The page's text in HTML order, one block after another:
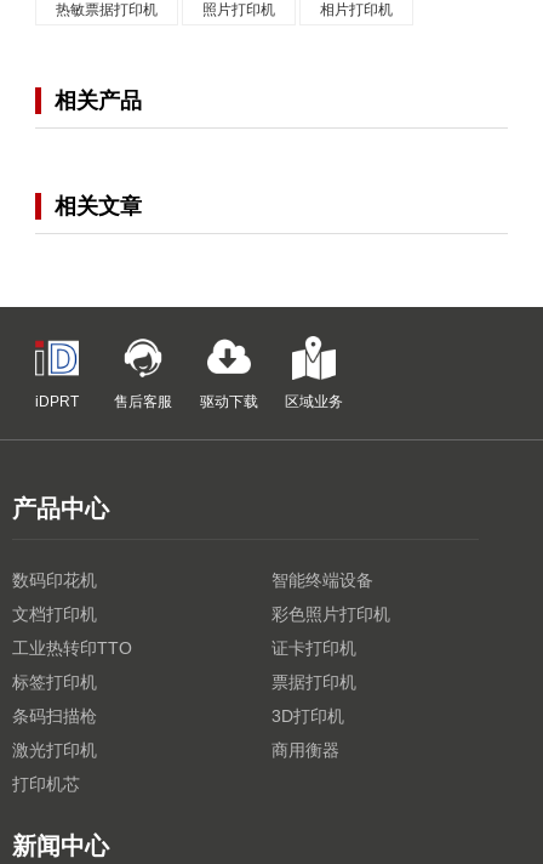
热敏票据打印机 照片打印机 相片打印机
相关产品
相关文章
iDPRT 售后客服 驱动下载 区域业务
产品中心
数码印花机
智能终端设备
文档打印机
彩色照片打印机
工业热转印TTO
证卡打印机
标签打印机
票据打印机
条码扫描枪
3D打印机
激光打印机
商用衡器
打印机芯
新闻中心